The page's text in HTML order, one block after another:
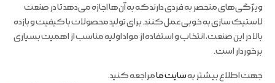
ویژگی‌های منحصر به فردی دارند که به آن‌ها اجازه می‌دهد تا در صنعت
لاستیک سازی به خوبی عمل کنند. برای تولید محصولات با کیفیت و بازده
بالا در این صنعت، انتخاب و استفاده از مواد اولیه مناسب از اهمیت بسیاری
برخوردار است.
جهت اطلاع بیشتر بهسایت مامراجعه کنید.